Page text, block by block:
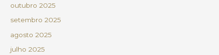
outubro 2025
setembro 2025
agosto 2025
julho 2025